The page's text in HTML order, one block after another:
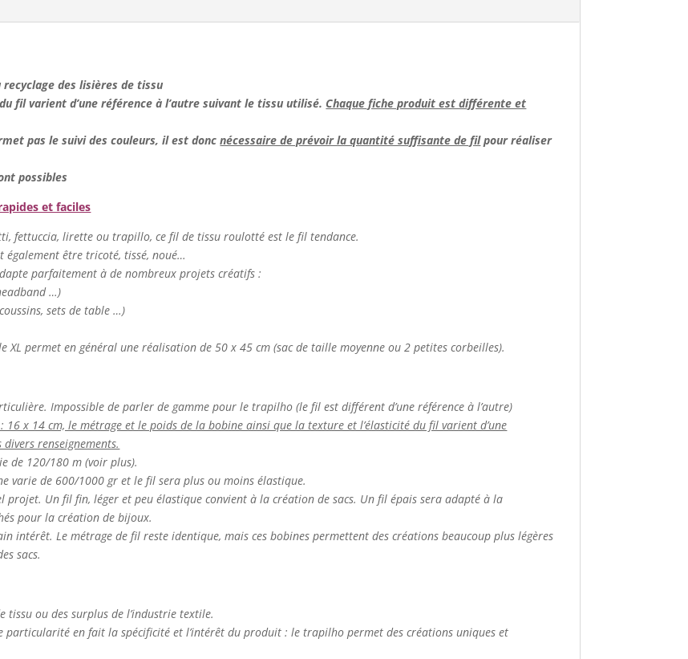
des lisières de tissu
fil varient d’une référence à l’autre suivant le tissu utilisé. Chaque fiche produit est différente et
pas le suivi des couleurs, il est doncnécessaire de prévoir la quantité suffisante de filpour réaliser
possibles
et faciles
fettuccia, lirette ou trapillo, ce fil de tissu roulotté est le fil tendance.
également être tricoté, tissé, noué…
parfaitement à de nombreux projets créatifs :
…)
sets de table …)
permet en général une réalisation de 50 x 45 cm (sac de taille moyenne ou 2 petites corbeilles).
Impossible de parler de gamme pour le trapilho (le fil est différent d’une référence à l’autre)
x 14 cm, le métrage et le poids de la bobine ainsi que la texture et l’élasticité du fil varient d’une
renseignements.
de 120/180 m (voir plus).
varie de 600/1000 gr et le fil sera plus ou moins élastique.
projet. Un fil fin, léger et peu élastique convient à la création de sacs. Un fil épais sera adapté à la
pour la création de bijoux.
intérêt. Le métrage de fil reste identique, mais ces bobines permettent des créations beaucoup plus légères
sacs.
tissu ou des surplus de l’industrie textile.
particularité en fait la spécificité et l’intérêt du produit : le trapilho permet des créations uniques et